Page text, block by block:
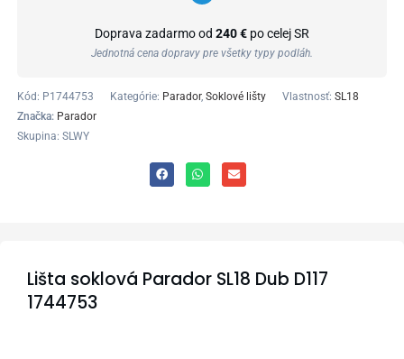
Doprava zadarmo od 240 € po celej SR
Jednotná cena dopravy pre všetky typy podláh.
Kód: P1744753 Kategórie: Parador, Soklové lišty Vlastnosť: SL18
Značka: Parador
Skupina: SLWY
Lišta soklová Parador SL18 Dub D117
1744753